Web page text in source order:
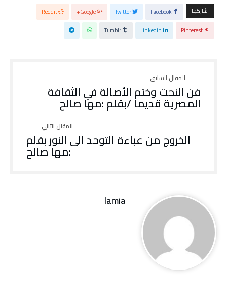
‫‫ شاركها‬ Facebook
Twitter
Google+
Reddit
Pinterest
Linkedin
Tumblr
فن النحت وختم الأصالة في الثقافة
المصرية قديما /بقلم :مها صالح
الخروج من عباءة التوحد الى النور بقلم
:مها صالح
lamia